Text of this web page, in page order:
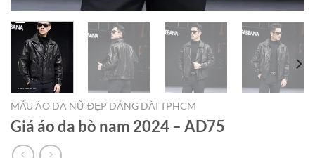
MẪU ÁO DA NỮ ĐẸP DÁNG DÀI TPHCM
Giá áo da bò nam 2024 – AD75